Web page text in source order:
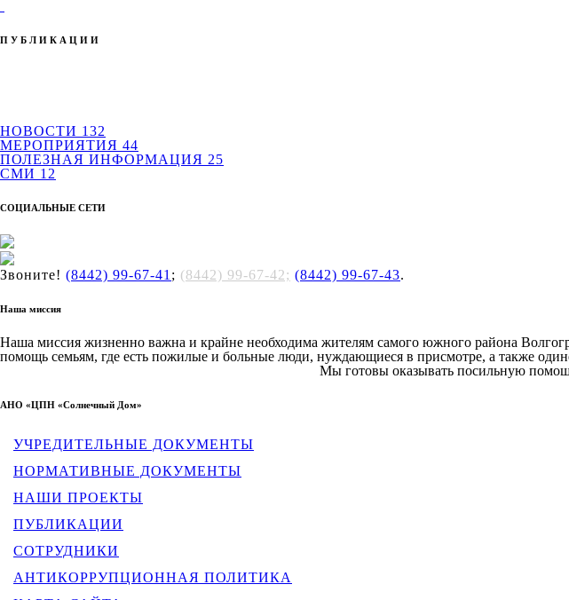
ПУБЛИКАЦИИ
НОВОСТИ 132
МЕРОПРИЯТИЯ 44
ПОЛЕЗНАЯ ИНФОРМАЦИЯ 25
СМИ 12
СОЦИАЛЬНЫЕ СЕТИ
Звоните! (8442) 99-67-41 ; (8442) 99-67-42; (8442) 99-67-43.
Наша миссия
Наша миссия жизненно важна и крайне необходима жителям самого южного района
помощь семьям, где есть пожилые и больные люди, нуждающиеся в присмотре, а также
Мы готовы оказывать посильную
АНО «ЦПН «Солнечный Дом»
УЧРЕДИТЕЛЬНЫЕ ДОКУМЕНТЫ
НОРМАТИВНЫЕ ДОКУМЕНТЫ
НАШИ ПРОЕКТЫ
ПУБЛИКАЦИИ
СОТРУДНИКИ
АНТИКОРРУПЦИОННАЯ ПОЛИТИКА